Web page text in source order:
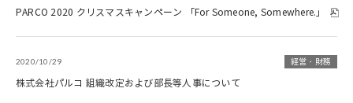
PARCO 2020 クリスマスキャンペーン 「For Someone, Somewhere.」
2020/10/29 経営・財務
株式会社パルコ 組織改定および部長等人事について